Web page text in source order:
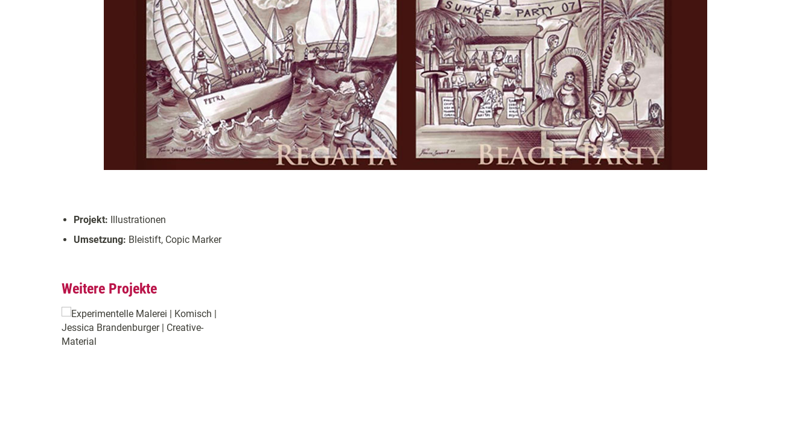
Projekt: Illustrationen
Umsetzung: Bleistift, Copic Marker
Weitere Projekte